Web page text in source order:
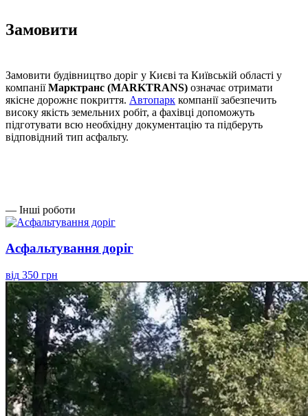
Замовити
Замовити будівництво доріг у Києві та Київській області у
компаніїМарктранс (MARKTRANS) означає отримати
якісне дорожнє покриття. Автопарк компанії забезпечить
високу якість земельних робіт, а фахівці допоможуть
підготувати всю необхідну документацію та підберуть
відповідний тип асфальту.
— Інші роботи
Асфальтування доріг
від 350 грн